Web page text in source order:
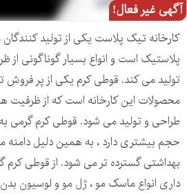
آگهی غیر فعال!
کارخانه تیک پلاست یکی از تولید
پلاستیک است و انواع بسیار گوناگونی از
تولید می کند. قوطی کرم یکی از پر فروش
محصولات این کارخانه است که از ظرفیت
طراحی و تولید می شود. قوطی کرم گرمی
حجم بیشتری دارد ، به همین دلیل
بهداشتی گسترده تر می شود. از قوطی کرم
داری انواع ماسک مو ، ژل مو و لوسیون